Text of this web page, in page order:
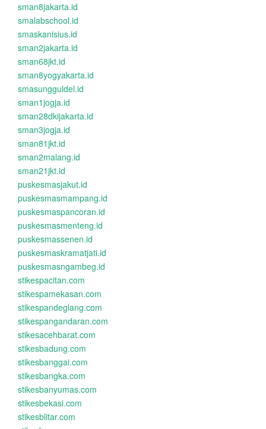
sman8jakarta.id
smalabschool.id
smaskanisius.id
sman2jakarta.id
sman68jkt.id
sman8yogyakarta.id
smasungguldel.id
sman1jogja.id
sman28dkijakarta.id
sman3jogja.id
sman81jkt.id
sman2malang.id
sman21jkt.id
puskesmasjakut.id
puskesmasmampang.id
puskesmaspancoran.id
puskesmasmenteng.id
puskesmassenen.id
puskesmaskramatjati.id
puskesmasngambeg.id
stikespacitan.com
stikespamekasan.com
stikespandeglang.com
stikespangandaran.com
stikesacehbarat.com
stikesbadung.com
stikesbanggai.com
stikesbangka.com
stikesbanyumas.com
stikesbekasi.com
stikesblitar.com